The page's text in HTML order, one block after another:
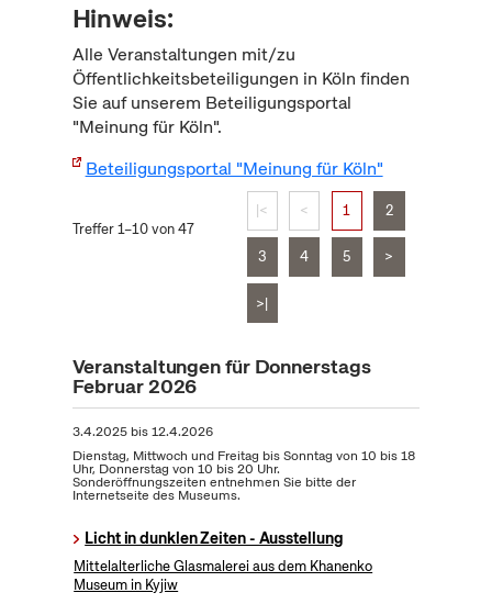
Hinweis:
Alle Veranstaltungen mit/zu
Öffentlichkeitsbeteiligungen in Köln finden
Sie auf unserem Beteiligungsportal
"Meinung für Köln".
Beteiligungsportal "Meinung für Köln"
Treffer 1–10 von 47
|< < 1 2
3 4 5 >
>|
Veranstaltungen für Donnerstags
Februar 2026
3.4.2025bis12.4.2026
Dienstag, Mittwoch und Freitag bis Sonntag von 10 bis 18
Uhr, Donnerstag von 10 bis 20 Uhr.
Sonderöffnungszeiten entnehmen Sie bitte der
Internetseite des Museums.
Licht in dunklen Zeiten - Ausstellung
Mittelalterliche Glasmalerei aus dem Khanenko
Museum in Kyjiw